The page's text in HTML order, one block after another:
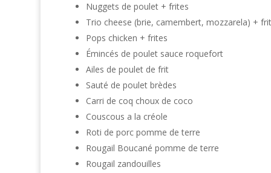
Nuggets de poulet + frites
Trio cheese (brie, camembert, mozzarela) +
Pops chicken + frites
Émincés de poulet sauce roquefort
Ailes de poulet de frit
Sauté de poulet brèdes
Carri de coq choux de coco
Couscous a la créole
Roti de porc pomme de terre
Rougail Boucané pomme de terre
Rougail zandouilles